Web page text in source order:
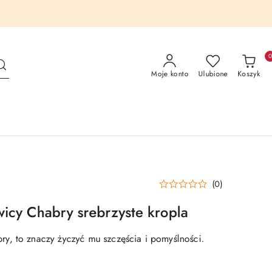
Moje konto Ulubione Koszyk
0
(0)
Chabry srebrzyste kropla
to znaczy życzyć mu szczęścia i pomyślności.